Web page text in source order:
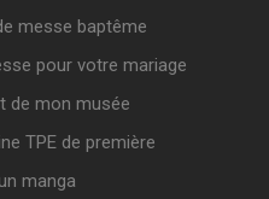
messe baptême
pour votre mariage
de mon musée
TPE de première
manga